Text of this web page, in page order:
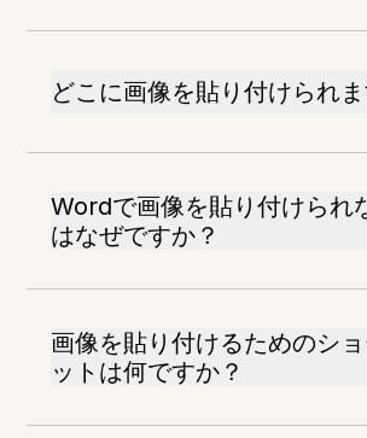
どこに画像を貼り付けられま
Wordで画像を貼り付けられ
はなぜですか？
画像を貼り付けるためのシ
ットは何ですか？